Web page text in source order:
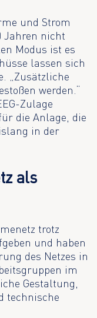
und Strom
Jahren nicht
Modus ist es
lassen sich
„Zusätzliche
werden.“
Zulage
die Anlage, die
in der
als
trotz
und haben
des Netzes in
im
Gestaltung,
technische